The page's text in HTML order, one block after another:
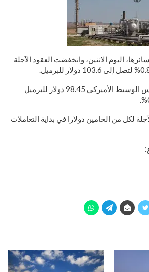
اليوم الاثنين، وانخفضت العقود الآجلة
وسجل خام غرب تكساس الوسيط الأميركي 98.45 دولار للبرميل
لكل من الخامين دولارا في بداية التعاملات